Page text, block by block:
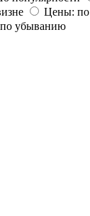
Цены: по
убыванию